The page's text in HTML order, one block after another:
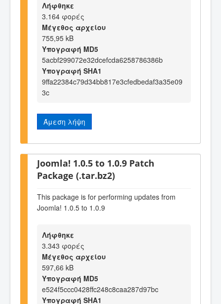
Λήφθηκε
3.164 φορές
Μέγεθος αρχείου
755,95 kB
Υπογραφή MD5
5acbf299072e32dcefcda6258786386b
Υπογραφή SHA1
9ffa22384c79d34bb817e3cfedbedaf3a35e09
3c
Άμεση λήψη
Joomla! 1.0.5 to 1.0.9 Patch
Package (.tar.bz2)
This package is for performing updates from
Joomla! 1.0.5 to 1.0.9
Λήφθηκε
3.343 φορές
Μέγεθος αρχείου
597,66 kB
Υπογραφή MD5
e524f5ccc0428ffc248c8caa287d97bc
Υπογραφή SHA1